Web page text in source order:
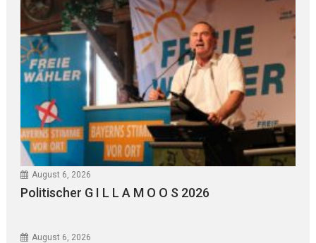
August 6, 2026
Politischer G I L L A M O O S 2026
August 6, 2026